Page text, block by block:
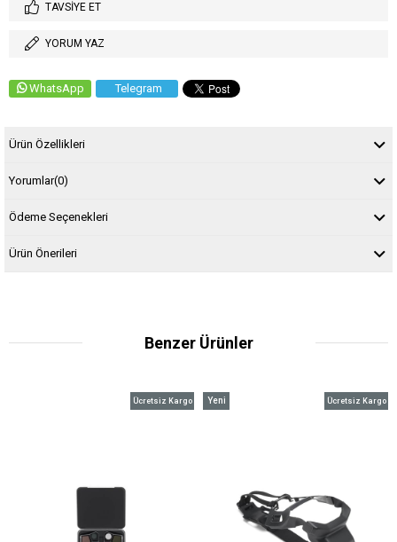
TAVSIYE ET
YORUM YAZ
WhatsApp Telegram
Ürün Özellikleri
Yorumlar(0)
Ödeme Seçenekleri
Ürün Önerileri
Benzer Ürünler
Ücretsiz Kargo Ücretsiz Kargo
Yeni